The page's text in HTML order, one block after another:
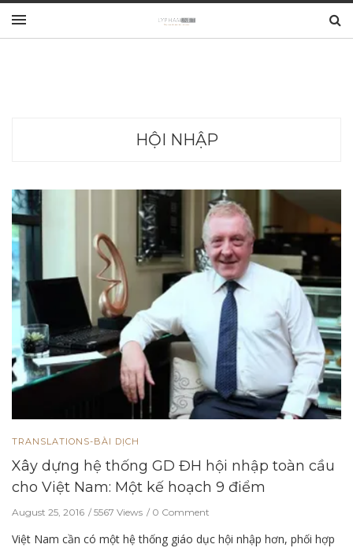
HỘI NHẬP
TRANSLATIONS-BÀI DỊCH
Xây dựng hệ thống GD ĐH hội nhập toàn cầu
cho Việt Nam: Một kế hoạch 9 điểm
August 25, 2016 5567 Views 0 Comment
Việt Nam cần có một hệ thống giáo dục hội nhập hơn, phối hợp